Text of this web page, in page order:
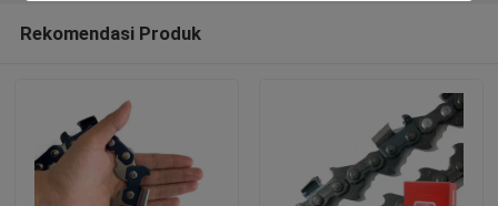
Rekomendasi Produk